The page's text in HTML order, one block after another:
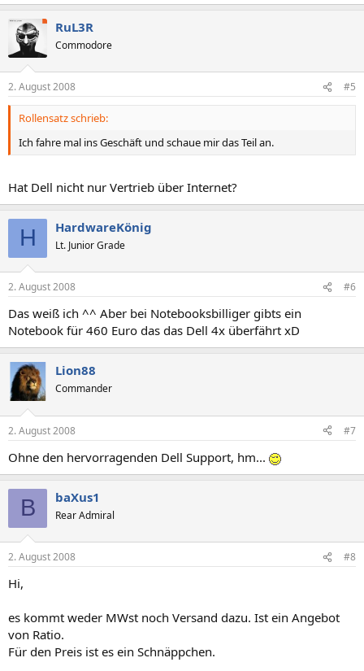
RuL3R
Commodore
2. August 2008 #5
Rollensatz schrieb:
Ich fahre mal ins Geschäft und schaue mir das Teil an.
Hat Dell nicht nur Vertrieb über Internet?
H HardwareKönig
Lt. Junior Grade
2. August 2008 #6
Das weiß ich ^^ Aber bei Notebooksbilliger gibts ein
Notebook für 460 Euro das das Dell 4x überfährt xD
Lion88
Commander
2. August 2008 #7
Ohne den hervorragenden Dell Support, hm...
B baXus1
Rear Admiral
2. August 2008 #8
Hi,
es kommt weder MWst noch Versand dazu. Ist ein Angebot
von Ratio.
Für den Preis ist es ein Schnäppchen.